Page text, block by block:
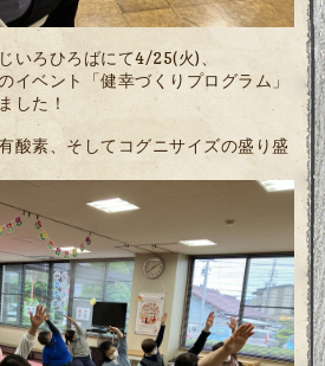
いろひろばにて4/25(火)、
イベント「健幸づくりプログラム」
した！
酸素、そしてコグニサイズの盛り盛